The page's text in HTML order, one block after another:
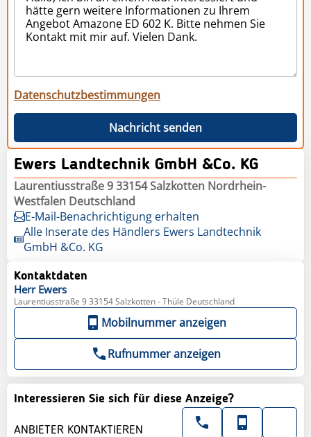
Datenschutzbestimmungen
Nachricht senden
Ewers Landtechnik GmbH &Co. KG
Laurentiusstraße 9 33154 Salzkotten Nordrhein-
Westfalen Deutschland
E-Mail-Benachrichtigung erhalten
Alle Inserate des Händlers Ewers Landtechnik
GmbH &Co. KG
Kontaktdaten
Herr Ewers
Laurentiusstraße 9 33154 Salzkotten - Thüle Deutschland
Mobilnummer anzeigen
Rufnummer anzeigen
Interessieren Sie sich für diese Anzeige?
ANBIETER KONTAKTIEREN